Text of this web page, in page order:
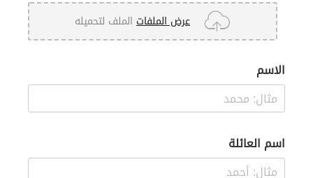
عرض الملفات الملف لتحميله
الاسم
اسم العائلة